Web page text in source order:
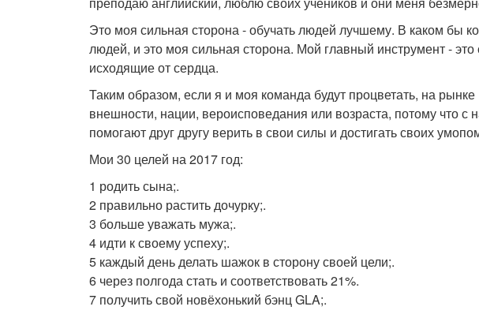
Это моя сильная сторона - обучать людей лучшему. В каком бы
людей, и это моя сильная сторона. Мой главный инструмент -
исходящие от сердца.
Таким образом, если я и моя команда будут процветать, на
внешности, нации, вероисповедания или возраста, потому что с
помогают друг другу верить в свои силы и достигать своих
Мои 30 целей на 2017 год:
1 родить сына;.
2 правильно растить дочурку;.
3 больше уважать мужа;.
4 идти к своему успеху;.
5 каждый день делать шажок в сторону своей цели;.
6 через полгода стать и соответствовать 21%.
7 получить свой новёхонький бэнц GLA;.